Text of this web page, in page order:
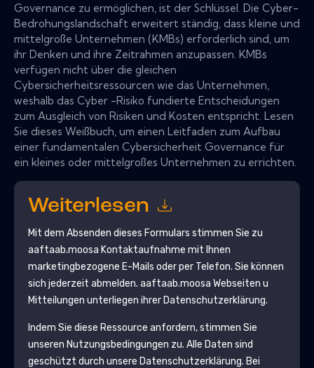
Governance zu ermöglichen, ist der Schlüssel. Die Cyber-
Bedrohungslandschaft erweitert ständig, dass kleine und
mittelgroße Unternehmen (KMBs) erforderlich sind, um
ihr Denken und ihre Zeitrahmen anzupassen. KMBs
verfügen nicht über die gleichen
Cybersicherheitsressourcen wie das Unternehmen,
weshalb das Cyber ​​-Risiko fundierte Entscheidungen
zum Ausgleich von Risiken und Kosten entspricht. Lesen
Sie dieses Weißbuch, um einen Leitfaden zum Aufbau
einer fundamentalen Cybersicherheit Governance für
ein kleines oder mittelgroßes Unternehmen zu errichten.
Weiterlesen
Mit dem Absenden dieses Formulars stimmen Sie zu
aaftaab.moosa Kontaktaufnahme mit Ihnen
marketingbezogene E-Mails oder per Telefon. Sie können
sich jederzeit abmelden. aaftaab.moosa Webseiten u
Mitteilungen unterliegen ihrer Datenschutzerklärung.
Indem Sie diese Ressource anfordern, stimmen Sie
unseren Nutzungsbedingungen zu. Alle Daten sind
geschützt durch unsere Datenschutzerklärung. Bei